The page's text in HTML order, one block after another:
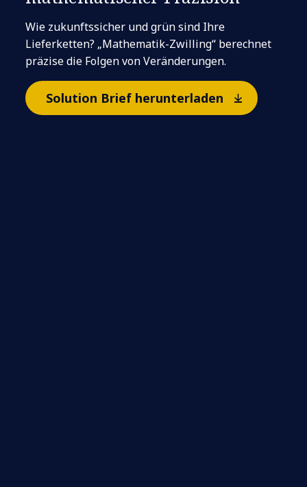
Wie zukunftssicher und grün sind Ihre
Lieferketten? „Mathematik-Zwilling“ berechnet
präzise die Folgen von Veränderungen.
Solution Brief herunterladen